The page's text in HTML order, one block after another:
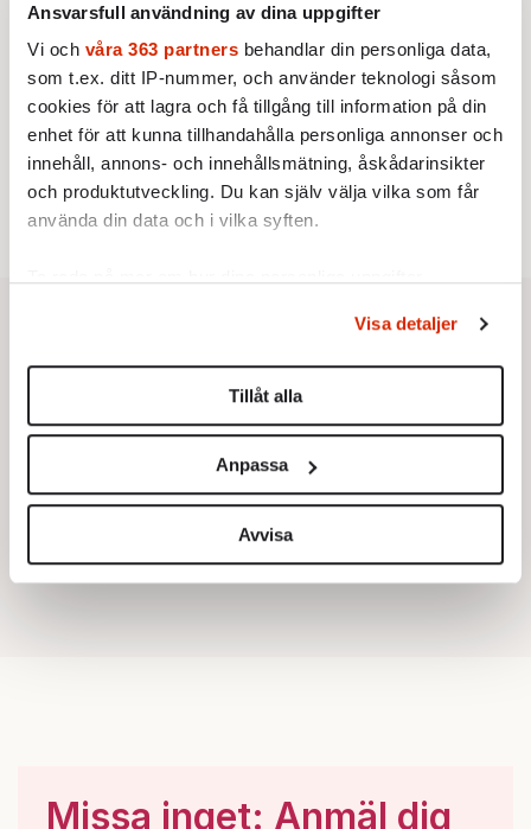
Ansvarsfull användning av dina uppgifter
Vi och våra 363 partners behandlar din personliga data,
som t.ex. ditt IP-nummer, och använder teknologi såsom
cookies för att lagra och få tillgång till information på din
enhet för att kunna tillhandahålla personliga annonser och
innehåll, annons- och innehållsmätning, åskådarinsikter
och produktutveckling. Du kan själv välja vilka som får
använda din data och i vilka syften.
Du kan ändra eller dra tillbaka ditt samtycke när som
helst från cookie-förklaringen.
Vi använder enhetsidentifierare för att anpassa innehållet
för sociala medier och analysera vår trafik. Vi
vidarebefordrar även sådana identifierare och annan
information från din enhet till de sociala medier och
annons- och analysföretag som vi samarbetar med.
Dessa kan i sin tur kombinera informationen med annan
Visa detaljer
Tillåt alla
Anpassa
Avvisa
franska civilisationen
KRÖNIKA
4.Nina Lekander:På ”Kommunisthögskolan” drömde
alla om att vara arbetarklass
KRÖNIKA
Sakine Madon: Efter islamistdådet oroar sig
vänstern för Agnes Wold
STICKET
6.Dan Korn:Quisling, quislingar och sten i glashus
Missa inget: Anmäl dig